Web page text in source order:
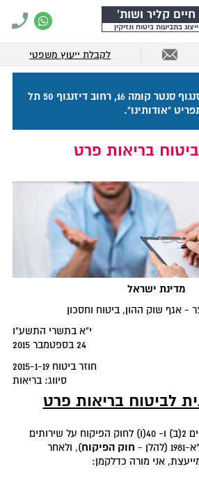
חיים קליר ושות'
ייצוג בתביעות ביטוח ונזיקין
לקבלת ייעוץ משפטי
כתובתנו: מגדל על דיזנגוף סנטר קומה 16, רחוב דיזנגוף 50 תל
"אודותינו".
בריאות פרט
מדינת ישראל
- אגף שוק ההון, ביטוח וחסכון
י"א בתשרי התשע"ו
24 בספטמבר 2015
חוזר ביטוח 2015-1-19
סיווג: בריאות
לביטוח בריאות פרט
בתוקף סמכותי לפי סעיפים 2(ב) ו- 40(ו) לחוק הפיקוח על שירותים
-
חוק הפיקוח), ולאחר
אני מורה כדלקמן: